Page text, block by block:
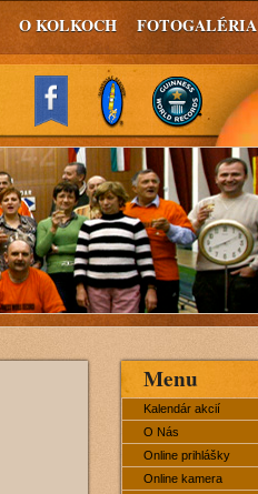
O KOLKOCH FOTOGALÉRIA
Menu
Kalendár akcií
O Nás
Online prihlášky
Online kamera